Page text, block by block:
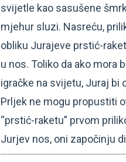
svijetle kao sasušene
mjehur sluzi. Nasreću,
obliku Jurajeve prstić-
u nos. Toliko da ako mora
igračke na svijetu, Juraj bi
Prljek ne mogu propustiti
“prstić-raketu” prvom
Jurjev nos, oni započinju